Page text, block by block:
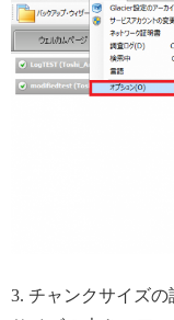
3. チャンクサイズの